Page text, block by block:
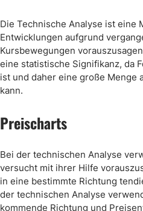
Die Technische Analyse ist eine
Entwicklungen aufgrund
Kursbewegungen
eine statistische Signifikanz, da
ist und daher eine große Menge
kann.
Preischarts
Bei der technischen Analyse
versucht mit ihrer Hilfe
in eine bestimmte Richtung
der technischen Analyse
kommende Richtung und